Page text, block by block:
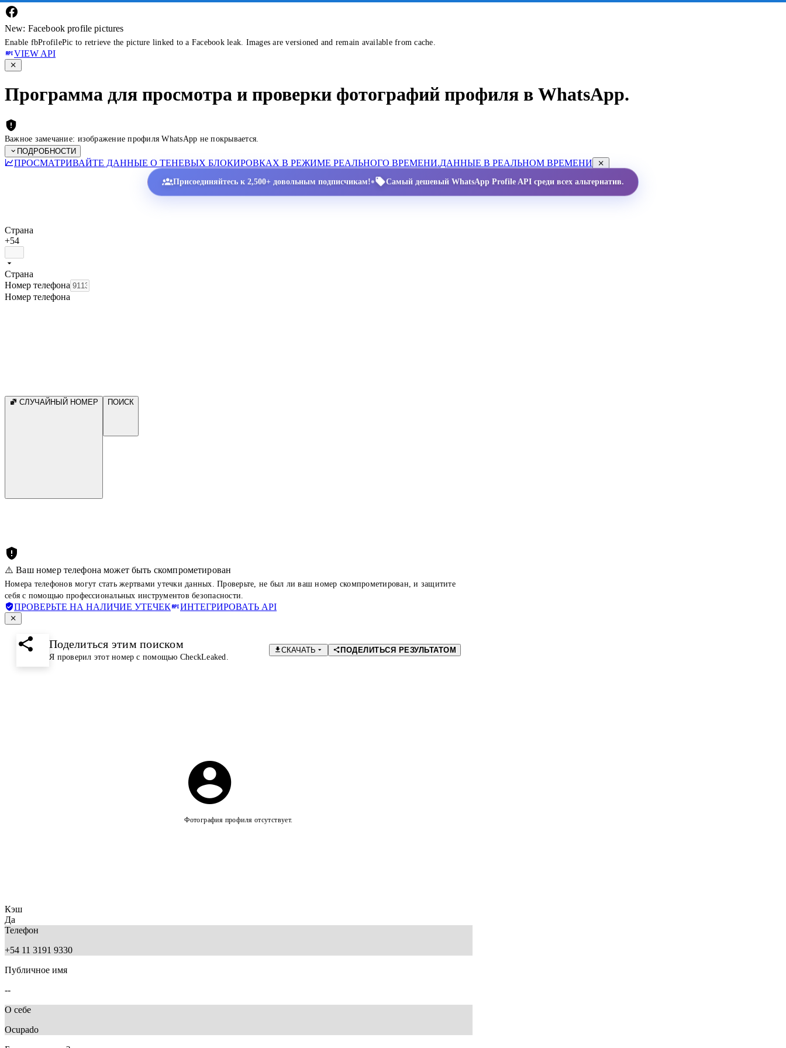
New: Facebook profile pictures
Enable fbProfilePic to retrieve the picture linked to a Facebook leak. Images are versioned and remain available from cache.
VIEW API
Программа для просмотра и проверки фотографий профиля в WhatsApp.
Важное замечание: изображение профиля WhatsApp не покрывается.
ПОДРОБНОСТИ
ПРОСМАТРИВАЙТЕ ДАННЫЕ О ТЕНЕВЫХ БЛОКИРОВКАХ В РЕЖИМЕ РЕАЛЬНОГО ВРЕМЕНИ.ДАННЫЕ В РЕАЛЬНОМ ВРЕМЕНИ
Присоединяйтесь к 2,500+ довольным подписчикам!• Самый дешевый WhatsApp Profile API среди всех альтернатив.
Страна
+54
Страна
Номер телефона
Номер телефона
СЛУЧАЙНЫЙ НОМЕР ПОИСК
⚠️ Ваш номер телефона может быть скомпрометирован
Номера телефонов могут стать жертвами утечки данных. Проверьте, не был ли ваш номер скомпрометирован, и защитите
себя с помощью профессиональных инструментов безопасности.
ПРОВЕРЬТЕ НА НАЛИЧИЕ УТЕЧЕК ИНТЕГРИРОВАТЬ API
Поделиться этим поиском
Я проверил этот номер с помощью CheckLeaked.
СКАЧАТЬ ПОДЕЛИТЬСЯ РЕЗУЛЬТАТОМ
Фотография профиля отсутствует.
Кэш
Да
Телефон
+54 11 3191 9330
Публичное имя
--
О себе
Ocupado